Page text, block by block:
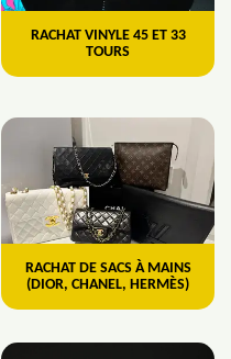
RACHAT VINYLE 45 ET 33
TOURS
RACHAT DE SACS À MAINS
(DIOR, CHANEL, HERMÈS)